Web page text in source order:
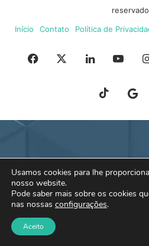
Início
Contato Política de
Facebook Linkedin
TikTok
Usamos cookies para lhe
nosso website.
Pode saber mais sobre os cookies
nas nossas configurações.
Aceito